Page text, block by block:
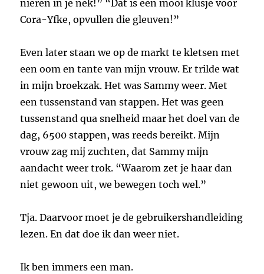
nieren in je nek!” “Dat is een mooi klusje voor
Cora-Yfke, opvullen die gleuven!”
Even later staan we op de markt te kletsen met
een oom en tante van mijn vrouw. Er trilde wat
in mijn broekzak. Het was Sammy weer. Met
een tussenstand van stappen. Het was geen
tussenstand qua snelheid maar het doel van de
dag, 6500 stappen, was reeds bereikt. Mijn
vrouw zag mij zuchten, dat Sammy mijn
aandacht weer trok. “Waarom zet je haar dan
niet gewoon uit, we bewegen toch wel.”
Tja. Daarvoor moet je de gebruikershandleiding
lezen. En dat doe ik dan weer niet.
Ik ben immers een man.